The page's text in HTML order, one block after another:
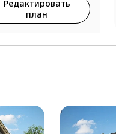
Редактировать
план